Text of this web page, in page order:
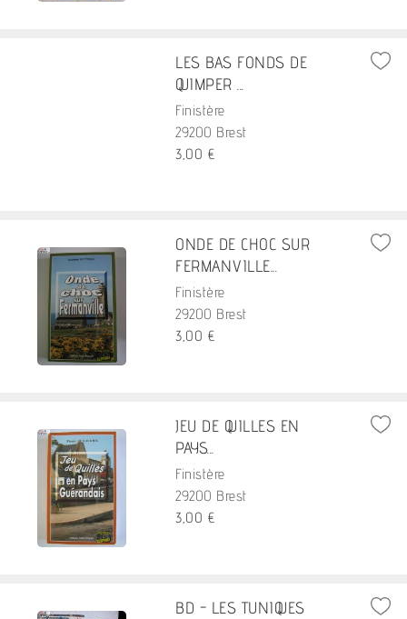
LES BAS FONDS DE
QUIMPER ...
Finistère
29200 Brest
3,00 €
ONDE DE CHOC SUR
FERMANVILLE...
Finistère
29200 Brest
3,00 €
JEU DE QUILLES EN
PAYS...
Finistère
29200 Brest
3,00 €
BD - LES TUNIQUES